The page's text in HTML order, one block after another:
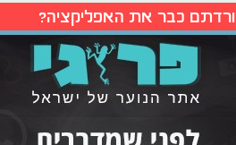
כבר את האפליקציה?